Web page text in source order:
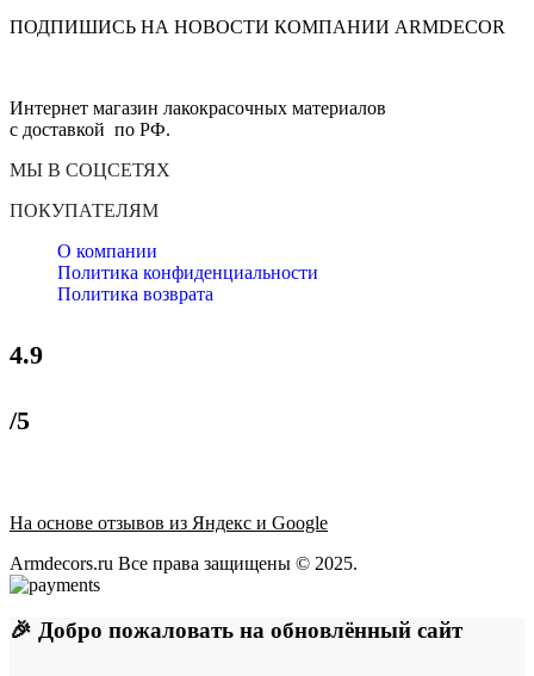
ПОДПИШИСЬ НА НОВОСТИ КОМПАНИИ ARMDECOR
Интернет магазин лакокрасочных материалов
с доставкой по РФ.
МЫ В СОЦСЕТЯХ
ПОКУПАТЕЛЯМ
О компании
Политика конфиденциальности
Политика возврата
4.9
/5
На основе отзывов из Яндекс и Google
Armdecors.ru Все права защищены © 2025. ​
🎉 Добро пожаловать на обновлённый сайт